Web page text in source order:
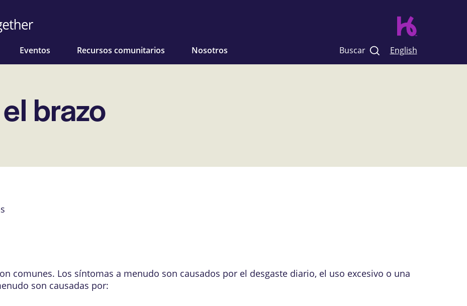
Eventos Recursos comunitarios Nosotros Buscar English
brazo
comunes. Los síntomas a menudo son causados por el desgaste diario, el uso excesivo o una
son causadas por: